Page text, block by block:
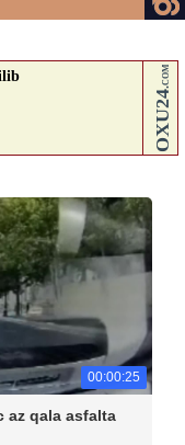
00:00:25
az qala asfalta